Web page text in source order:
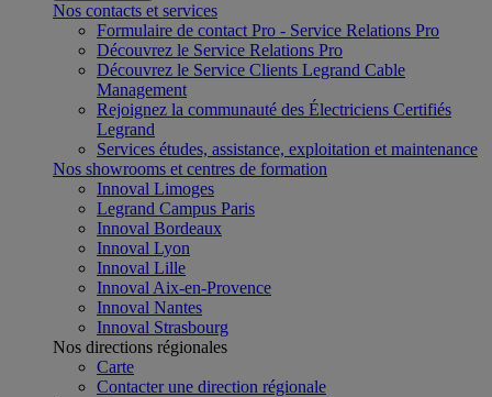
Nos contacts et services
Formulaire de contact Pro - Service Relations Pro
Découvrez le Service Relations Pro
Découvrez le Service Clients Legrand Cable
Management
Rejoignez la communauté des Électriciens Certifiés
Legrand
Services études, assistance, exploitation et maintenance
Nos showrooms et centres de formation
Innoval Limoges
Legrand Campus Paris
Innoval Bordeaux
Innoval Lyon
Innoval Lille
Innoval Aix-en-Provence
Innoval Nantes
Innoval Strasbourg
Nos directions régionales
Carte
Contacter une direction régionale